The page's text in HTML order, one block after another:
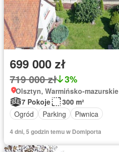
699 000 zł
719 000 zł 3%
Olsztyn, Warmińsko-mazurskie
7 Pokoje
300 m²
Ogród
Parking Piwnica
4 dni, 5 godzin temu w Domiporta